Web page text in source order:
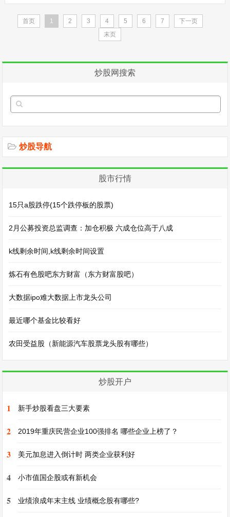
数据显示，买卖双方均未采取大规模行动，市场呈现观望和平衡状
态。这表...
首页 1 2 3 4 5 6 7
下一页
末页
炒股网搜索
炒股导航
股市行情
15只a股跌停(15个跌停板的股票)
2月公募投资总监调查：加仓积极 六成仓位高于八成
k线剩余时间,k线剩余时间设置
炼石有色股吧东方财富（东方财富股吧）
大数据ipo难大数据上市龙头公司
最近哪个基金比较看好
农田受益股（新能源汽车股票龙头股有哪些）
炒股开户
1 新手炒股看盘三大要素
2 2019年重庆民营企业100强排名 哪些企业上榜了？
3 美元加息进入倒计时 两类企业获利好
4 小市值国企股或有新机会
5 业绩浪成年末主线 业绩概念股有哪些?